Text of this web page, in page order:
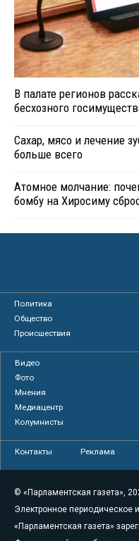
В палате регионов
бесхозного
Сахар, мясо и лечение
больше всего
Атомное молчание:
бомбу на Хиросиму
Политика
Общество
Происшествия
Видео
Фото
Мнения
Медиацентр
Колумнисты
Контакты Реклама
© «Парламентская газета»,
Электронное периодическое
«Парламентская газета»